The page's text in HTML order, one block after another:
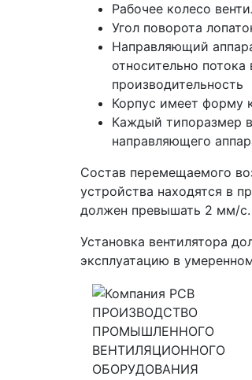
Рабочее колесо
Угол поворота
Направляющий
относительно
производительность
Корпус имеет форму
Каждый типоразмер
направляющего
Состав перемещаемого
устройства находятся в
должен превышать 2 мм/с.
Установка вентилятора
эксплуатацию в
ПРОИЗВОДСТВО
ПРОМЫШЛЕННОГО
ВЕНТИЛЯЦИОННОГО
ОБОРУДОВАНИЯ